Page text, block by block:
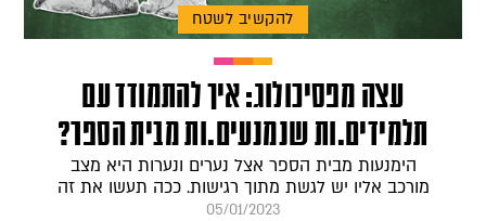
להקשיב לשטח
עצה מפסיכולוג: איך להתמודד עם
תלמידים.ות שנמנעים.ות מבית הספר?
הימנעות מבית הספר אצל נערים ונערות היא מצב
מורכב אליו יש לגשת מתוך רגישות. ככה תעשו את זה
05/01/2023